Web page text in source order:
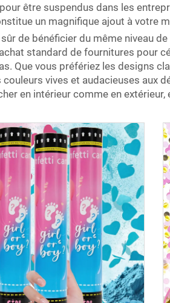
être suspendus dans les
un magnifique ajout à votre
de bénéficier du même niveau
standard de fournitures pour
Que vous préfériez les designs
vives et audacieuses aux
en intérieur comme en